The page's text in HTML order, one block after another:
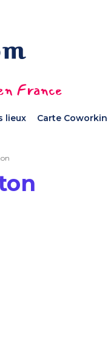
France
lieux Carte